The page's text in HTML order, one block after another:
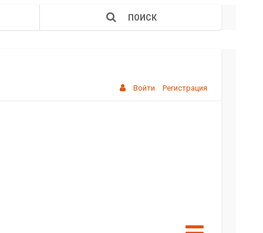
ПОИСК
Войти Регистрация